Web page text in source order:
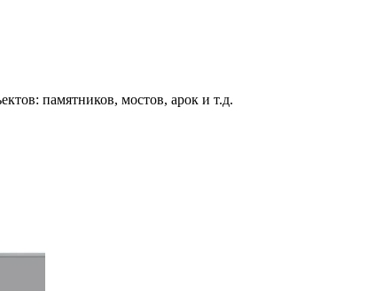
памятников, мостов, арок и т.д.